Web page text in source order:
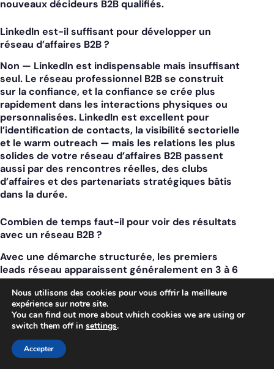
nouveaux décideurs B2B qualifiés.
LinkedIn est-il suffisant pour développer un
réseau d’affaires B2B ?
Non — LinkedIn est indispensable mais insuffisant
seul. Le réseau professionnel B2B se construit
sur la confiance, et la confiance se crée plus
rapidement dans les interactions physiques ou
personnalisées. LinkedIn est excellent pour
l’identification de contacts, la visibilité sectorielle
et le warm outreach — mais les relations les plus
solides de votre réseau d’affaires B2B passent
aussi par des rencontres réelles, des clubs
d’affaires et des partenariats stratégiques bâtis
dans la durée.
Combien de temps faut-il pour voir des résultats
avec un réseau B2B ?
Avec une démarche structurée, les premiers
leads réseau apparaissent généralement en 3 à 6
mois.Les facteurs d’accélération sont la clarté
de votre positionnement (vos contacts doivent
savoir exactement ce que vous faites et pour
qui), la qualité de vos prescripteurs (5 bons
prescripteurs valent mieux que 50 contacts
vagues) et la régularité de votre animation (30
minutes par semaine minimum). Les erreurs les
Nous utilisons des cookies pour vous offrir la meilleure
expérience sur notre site.
You can find out more about which cookies we are using or
switch them off in settings.
Accepter